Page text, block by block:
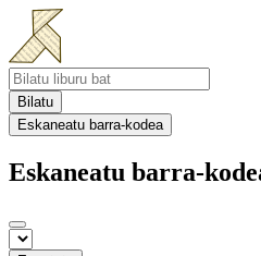
Bilatu
Eskaneatu barra-kodea
Eskaneatu barra-